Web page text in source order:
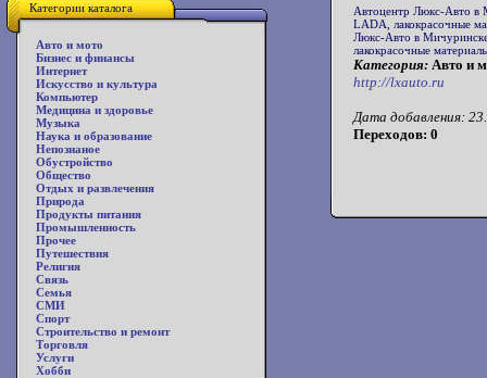
Категории каталога
Авто и мото
Бизнес и финансы
Интернет
Искусство и культура
Компьютер
Медицина и здоровье
Музыка
Наука и образование
Непознаное
Обустройство
Общество
Отдых и развлечения
Природа
Продукты питания
Промышленность
Прочее
Путешествия
Религия
Связь
Семья
СМИ
Спорт
Строительство и ремонт
Торговля
Услуги
Хобби
Автоцентр Люкс-Авто в
LADA, лакокрасочные
Люкс-Авто в
лакокрасочные
Категория: Авто и
http://lxauto.ru
Дата добавления:
Переходов: 0